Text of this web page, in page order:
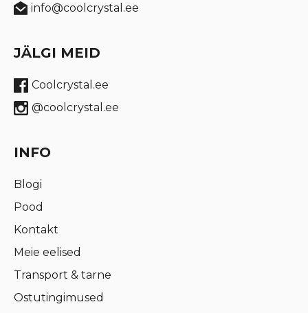
info@coolcrystal.ee
JÄLGI MEID
Coolcrystal.ee
@coolcrystal.ee
INFO
Blogi
Pood
Kontakt
Meie eelised
Transport & tarne
Ostutingimused